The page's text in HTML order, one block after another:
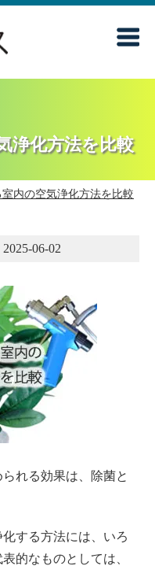
浄化方法を比較
内の空気浄化方法を比較
2025-06-02
れる効果は、除菌と
する方法には、いろ
的なものとしては、